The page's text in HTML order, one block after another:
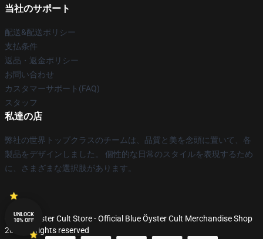
当社のサポート
配送&配送ポリシー
支払条件
返品・返金ポリシー
お問い合わせ
カスタマーサポート(FAQ)
スタッフ
私達の店
弊社の世界トップクラスのチームは、品質と美を念頭に置いて、各
製品をデザインしました。 個性的な日常のスタイルを表現するため
に、さまざまな選択肢があります。
© Blue Öyster Cult Store - Official Blue Öyster Cult Merchandise Shop
2026 all rights reserved
UNLOCK
10% OFF